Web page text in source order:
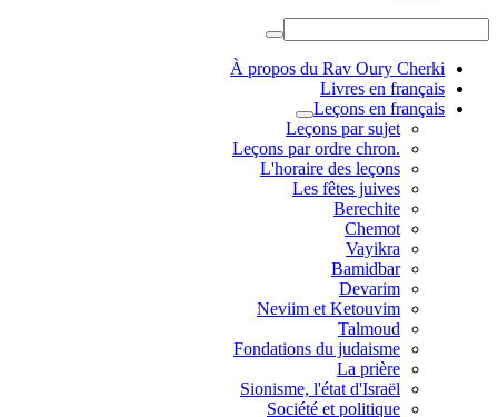
À propos du Rav Oury Cherki
Livres en français
Leçons en français
Leçons par sujet
.Leçons par ordre chron
L'horaire des leçons
Les fêtes juives
Berechite
Chemot
Vayikra
Bamidbar
Devarim
Neviim et Ketouvim
Talmoud
Fondations du judaisme
La prière
Sionisme, l'état d'Israël
Société et politique